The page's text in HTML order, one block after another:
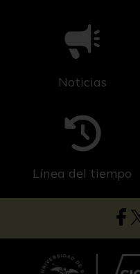
Noticias
Línea del tiempo